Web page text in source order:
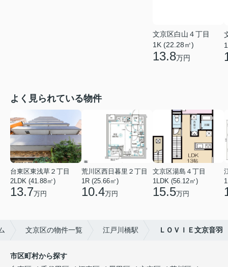
文京区白山４丁目
1K (22.28㎡)
13.8万円
よく見られている物件
台東区東浅草２丁目
2LDK (41.88㎡)
13.7万円
荒川区西日暮里２丁目
1R (25.66㎡)
10.4万円
文京区湯島４丁目
1LDK (56.12㎡)
15.5万円
文京区の物件一覧 江戸川橋駅 ＬＯＶＩＥ文京音羽
市区町村から探す